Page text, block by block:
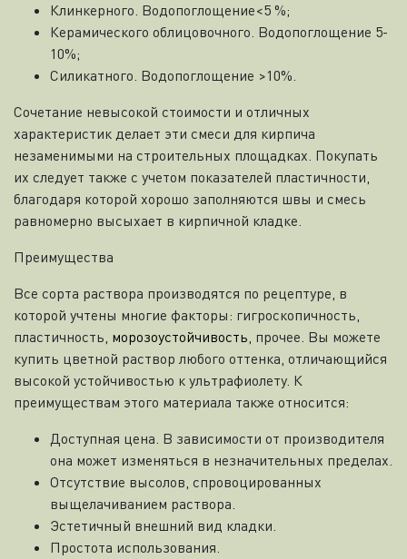
Клинкерного. Водопоглощение<5 %;
Керамического облицовочного. Водопоглощение 5-
10%;
Силикатного. Водопоглощение >10%.
Сочетание невысокой стоимости и отличных
характеристик делает эти смеси для кирпича
незаменимыми на строительных площадках. Покупать
их следует также с учетом показателей пластичности,
благодаря которой хорошо заполняются швы и смесь
равномерно высыхает в кирпичной кладке.
Преимущества
Все сорта раствора производятся по рецептуре, в
которой учтены многие факторы: гигроскопичность,
пластичность, морозоустойчивость, прочее. Вы можете
купить цветной раствор любого оттенка, отличающийся
высокой устойчивостью к ультрафиолету. К
преимуществам этого материала также относится:
Доступная цена. В зависимости от производителя
она может изменяться в незначительных пределах.
Отсутствие высолов, спровоцированных
выщелачиванием раствора.
Эстетичный внешний вид кладки.
Простота использования.